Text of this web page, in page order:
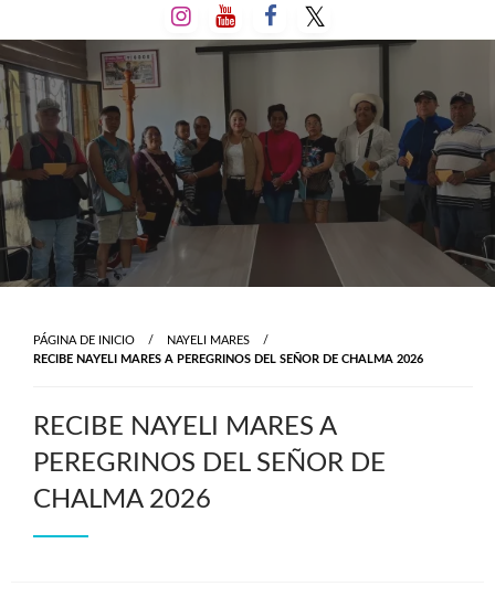
al
contenido
PÁGINA DE INICIO
NAYELI MARES
RECIBE NAYELI MARES A PEREGRINOS DEL SEÑOR DE CHALMA 2026
RECIBE NAYELI MARES A
PEREGRINOS DEL SEÑOR DE
CHALMA 2026